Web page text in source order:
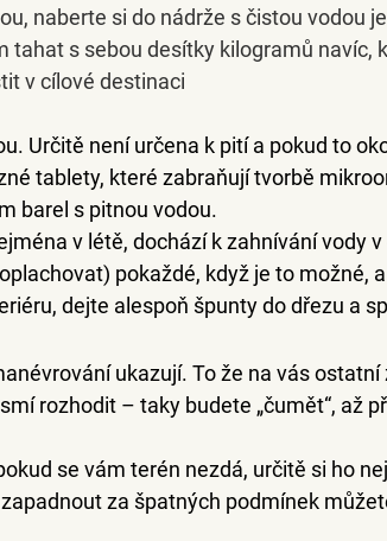
naberte si do nádrže s čistou vodou
s sebou desítky kilogramů navíc,
v cílové destinaci
. Určitě není určena k pití a pokud to
tablety, které zabraňují tvorbě
barel s pitnou vodou.
v létě, dochází k zahnívání vody
pokaždé, když je to možné,
dejte alespoň špunty do dřezu a
ukazují. To že na vás ostatní
rozhodit – taky budete „čumět“, až
se vám terén nezdá, určitě si ho
za špatných podmínek